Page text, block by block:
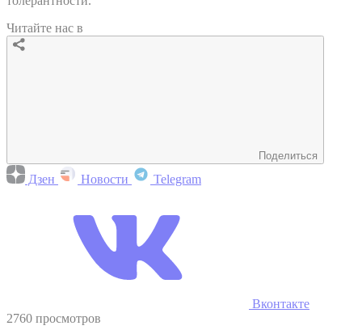
Читайте нас в
Поделиться
Дзен Новости Telegram
Вконтакте
2760 просмотров